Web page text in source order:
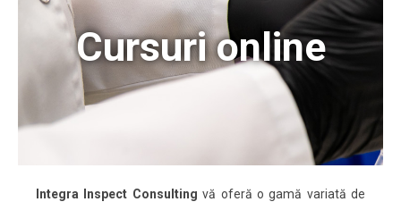
Cursuri online
Integra Inspect Consulting vă oferă o gamă variată de